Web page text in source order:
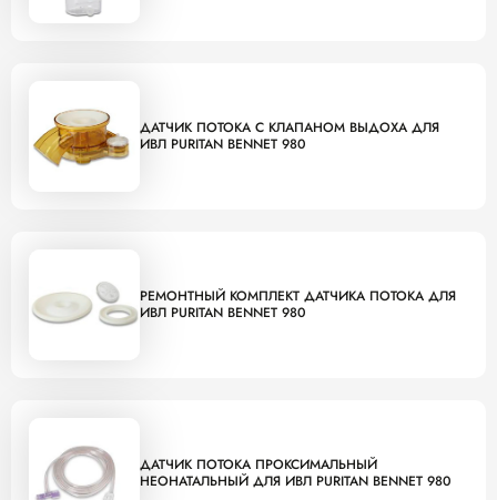
ДАТЧИК ПОТОКА С КЛАПАНОМ ВЫДОХА ДЛЯ
ИВЛ PURITAN BENNET 980
РЕМОНТНЫЙ КОМПЛЕКТ ДАТЧИКА ПОТОКА ДЛЯ
ИВЛ PURITAN BENNET 980
ДАТЧИК ПОТОКА ПРОКСИМАЛЬНЫЙ
НЕОНАТАЛЬНЫЙ ДЛЯ ИВЛ PURITAN BENNET 980